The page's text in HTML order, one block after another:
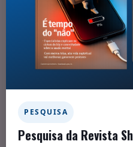
PESQUISA
Pesquisa da Revista
06/03/2025
Facebook
Aumento da